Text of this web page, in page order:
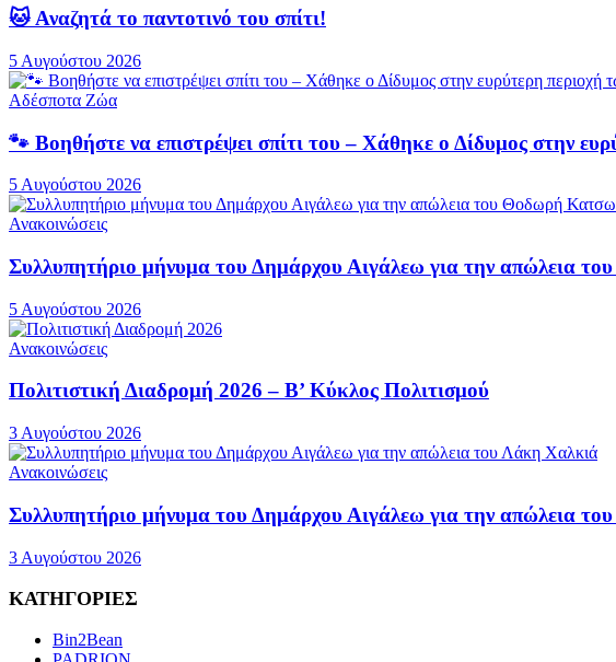
🐱 Αναζητά το παντοτινό του σπίτι!
5 Αυγούστου 2026
Αδέσποτα Ζώα
🐾 Βοηθήστε να επιστρέψει σπίτι του – Χάθηκε ο Δίδυμος στην
5 Αυγούστου 2026
Ανακοινώσεις
Συλλυπητήριο μήνυμα του Δημάρχου Αιγάλεω για την απώλεια
5 Αυγούστου 2026
Ανακοινώσεις
Πολιτιστική Διαδρομή 2026 – Β’ Κύκλος Πολιτισμού
3 Αυγούστου 2026
Ανακοινώσεις
Συλλυπητήριο μήνυμα του Δημάρχου Αιγάλεω για την απώλεια
3 Αυγούστου 2026
ΚΑΤΗΓΟΡΙΕΣ
Bin2Bean